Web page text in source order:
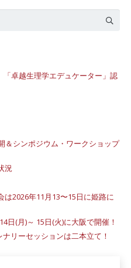
卓越生理学エデュケーター」認
＆シンポジウム・ワークショップ
況
は2026年11月13〜15日に姫路に
日(月)～ 15日(火)に大阪で開催！
リーセッションは二本立て！